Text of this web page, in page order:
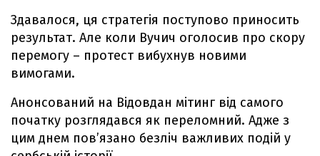
Здавалося, ця стратегія поступово приносить
результат. Але коли Вучич оголосив про скору
перемогу – протест вибухнув новими
вимогами.
Анонсований на Відовдан мітинг від самого
початку розглядався як переломний. Адже з
цим днем пов’язано безліч важливих подій у